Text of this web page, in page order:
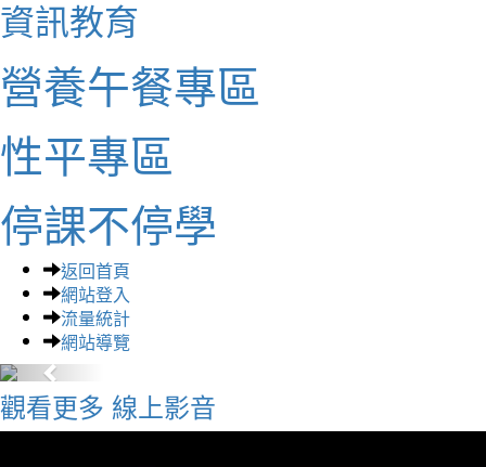
資訊教育
營養午餐專區
性平專區
停課不停學
返回首頁
網站登入
流量統計
網站導覽
觀看更多 線上影音